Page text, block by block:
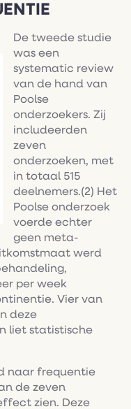
De tweede studie
was een
systematic review
van de hand van
Poolse
onderzoekers. Zij
includeerden
zeven
onderzoeken, met
in totaal 515
deelnemers.(2) Het
Poolse onderzoek
voerde echter
geen meta-
werd
per week
Vier van
deze
liet statistische
naar frequentie
de zeven
zien. Deze